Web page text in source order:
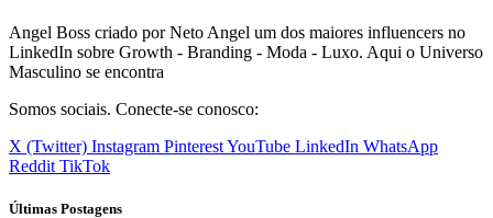
Angel Boss criado por Neto Angel um dos maiores influencers no
LinkedIn sobre Growth - Branding - Moda - Luxo. Aqui o Universo
Masculino se encontra
Somos sociais. Conecte-se conosco:
X (Twitter) Instagram PinterestYouTube LinkedIn WhatsApp
Reddit TikTok
Últimas Postagens